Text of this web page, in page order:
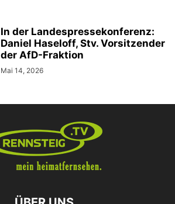
In der Landespressekonferenz:
Daniel Haseloff, Stv. Vorsitzender
der AfD-Fraktion
Mai 14, 2026